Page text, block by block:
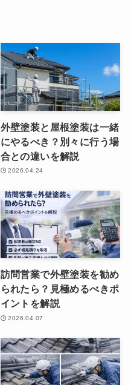
外壁塗装と屋根塗装は一緒
にやるべき？別々に行う場
合との違いを解説
2026.04.24
訪問営業で外壁塗装を勧め
られたら？見極めるべきポ
イントを解説
2026.04.07